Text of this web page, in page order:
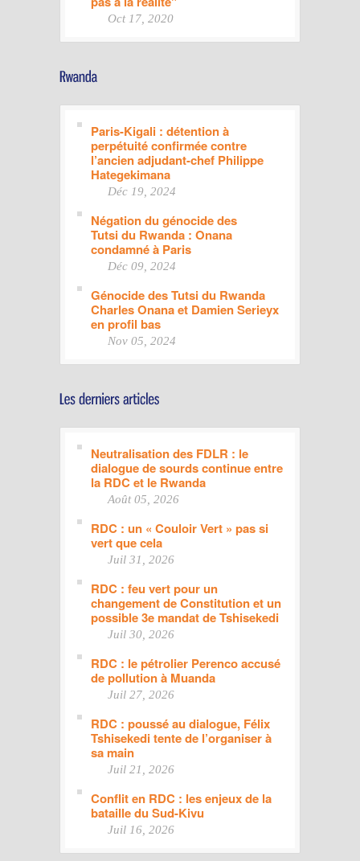
Oct 17, 2020
Paris-Kigali : détention à
perpétuité confirmée contre
l’ancien adjudant-chef Philippe
Hategekimana
Déc 19, 2024
Négation du génocide des
Tutsi du Rwanda : Onana
condamné à Paris
Déc 09, 2024
Génocide des Tutsi du Rwanda
Charles Onana et Damien Serieyx
en profil bas
Nov 05, 2024
Neutralisation des FDLR : le
dialogue de sourds continue entre
la RDC et le Rwanda
Août 05, 2026
RDC : un « Couloir Vert » pas si
vert que cela
Juil 31, 2026
RDC : feu vert pour un
changement de Constitution et un
possible 3e mandat de Tshisekedi
Juil 30, 2026
RDC : le pétrolier Perenco accusé
de pollution à Muanda
Juil 27, 2026
RDC : poussé au dialogue, Félix
Tshisekedi tente de l’organiser à
sa main
Juil 21, 2026
Conflit en RDC : les enjeux de la
bataille du Sud-Kivu
Juil 16, 2026